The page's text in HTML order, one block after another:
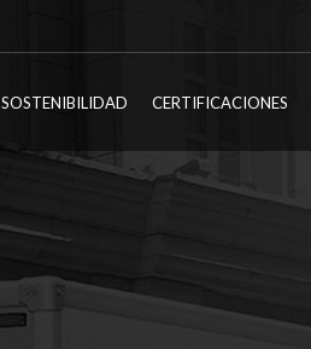
SOSTENIBILIDAD CERTIFICACIONES